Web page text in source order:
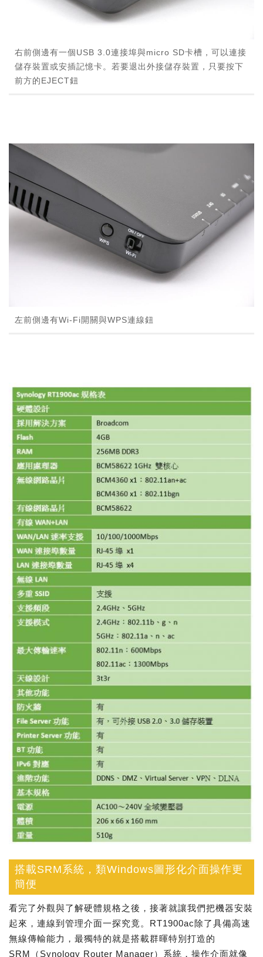
右前側邊有一個USB 3.0連接埠與micro SD卡槽，可以連接
儲存裝置或安插記憶卡。若要退出外接儲存裝置，只要按下
前方的EJECT鈕
左前側邊有Wi-Fi開關與WPS連線鈕
搭載SRM系統，類Windows圖形化介面操作更
簡便
看完了外觀與了解硬體規格之後，接著就讓我們把機器安裝
起來，連線到管理介面一探究竟。RT1900ac除了具備高速
無線傳輸能力，最獨特的就是搭載群暉特別打造的
SRM（Synology Router Manager）系統，操作介面就像